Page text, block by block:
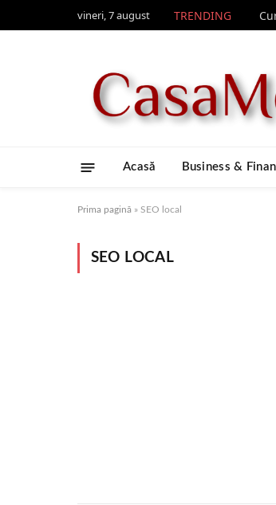
vineri, 7 august TRENDING
Acasă Business &
Prima pagină » SEO local
SEO LOCAL